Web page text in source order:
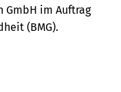
GmbH im Auftrag
(BMG).